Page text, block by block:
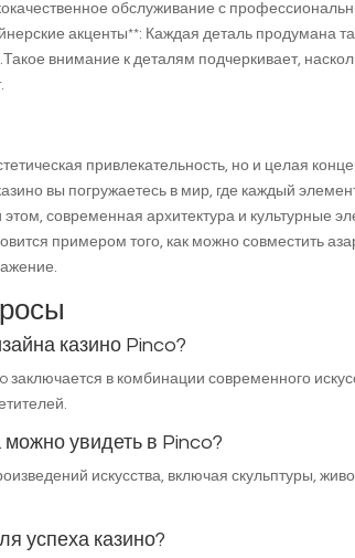
обслуживание с
акценты**: Каждая деталь продумана
внимание к деталям подчеркивает,
привлекательность, но и целая
вы погружаетесь в мир, где каждый
современная архитектура и культурные
примером того, как можно совместить
казино Pinco?
в комбинации современного
можно увидеть в Pinco?
искусства, включая скульптуры,
успеха казино?